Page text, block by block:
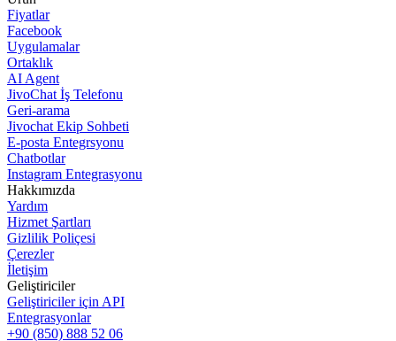
Fiyatlar
Facebook
Uygulamalar
Ortaklık
AI Agent
JivoChat İş Telefonu
Geri-arama
Jivochat Ekip Sohbeti
E-posta Entegrsyonu
Chatbotlar
Instagram Entegrasyonu
Hakkımızda
Yardım
Hizmet Şartları
Gizlilik Poliçesi
Çerezler
İletişim
Geliştiriciler
Geliştiriciler için API
Entegrasyonlar
+90 (850) 888 52 06